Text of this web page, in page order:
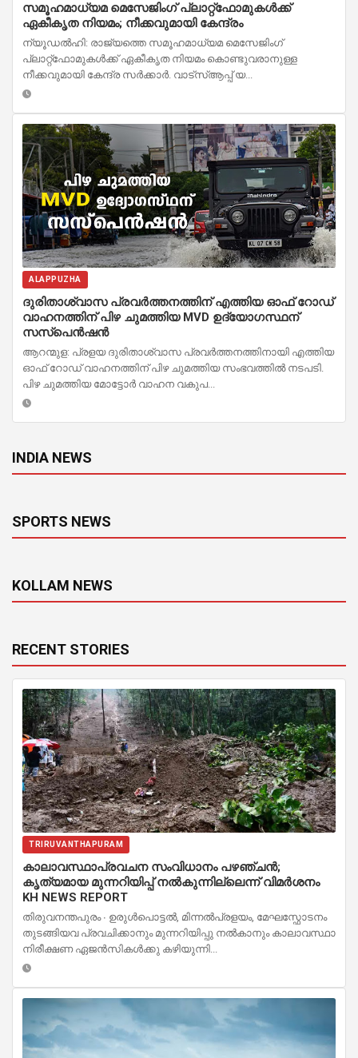
സമൂഹമാധ്യമ മെസേജിംഗ് പ്ലാറ്റ്‌ഫോമുകള്‍ക്ക്
ഏകീകൃത നിയമം; നീക്കവുമായി കേന്ദ്രം
ന്യൂഡൽഹി: രാജ്യത്തെ സമൂഹമാധ്യമ മെസേജിംഗ്
പ്ലാറ്റ്‌ഫോമുകൾക്ക് ഏകീകൃത നിയമം കൊണ്ടുവരാനുള്ള
നീക്കവുമായി കേന്ദ്ര സർക്കാർ. വാട്‌സ്ആപ്പ് യ...
ALAPPUZHA
ദുരിതാശ്വാസ പ്രവർത്തനത്തിന് എത്തിയ ഓഫ് റോഡ്
വാഹനത്തിന് പിഴ ചുമത്തിയ MVD ഉദ്യോഗസ്ഥന്
സസ്പെൻഷൻ
ആറന്മുള: പ്രളയ ദുരിതാശ്വാസ പ്രവർത്തനത്തിനായി എത്തിയ
ഓഫ് റോഡ് വാഹനത്തിന് പിഴ ചുമത്തിയ സംഭവത്തിൽ നടപടി.
പിഴ ചുമത്തിയ മോട്ടോർ വാഹന വകുപ...
INDIA NEWS
SPORTS NEWS
KOLLAM NEWS
RECENT STORIES
TRIRUVANTHAPURAM
കാലാവസ്ഥാപ്രവചന സംവിധാനം പഴഞ്ചൻ;
കൃത്യമായ മുന്നറിയിപ്പ് നൽകുന്നില്ലെന്ന് വിമർശനം
KH NEWS REPORT
തിരുവനന്തപുരം ∙ ഉരുൾപൊട്ടൽ, മിന്നൽപ്രളയം, മേഘസ്ഫോടനം
തുടങ്ങിയവ പ്രവചിക്കാനും മുന്നറിയിപ്പു നൽകാനും കാലാവസ്ഥാ
നിരീക്ഷണ ഏജൻസികൾക്കു കഴിയുന്നി...